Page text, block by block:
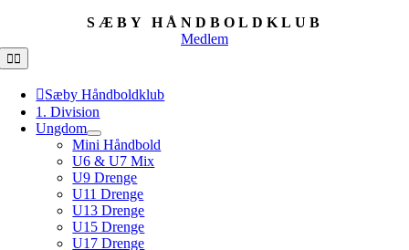
SÆBY HÅNDBOLDKLUB
Medlem
Toggle
Navigation
Sæby Håndboldklub
1. Division
Ungdom
Mini Håndbold
U6 & U7 Mix
U9 Drenge
U11 Drenge
U13 Drenge
U15 Drenge
U17 Drenge